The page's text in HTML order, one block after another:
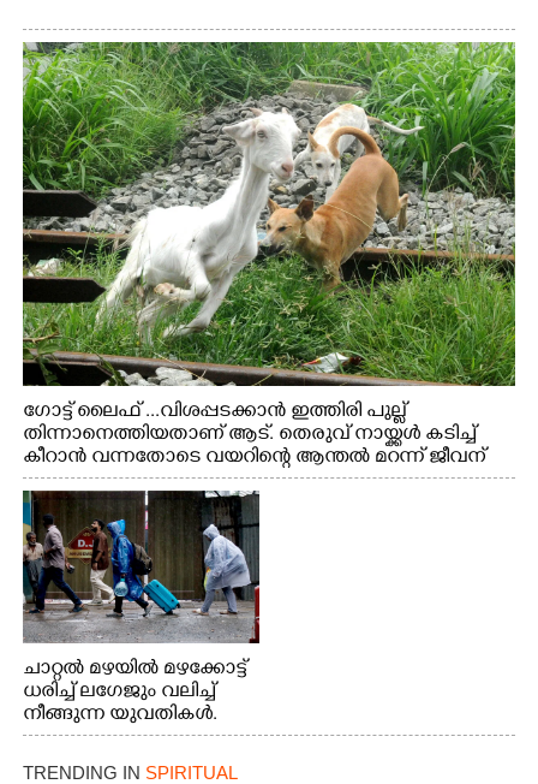
ഗോട്ട് ലൈഫ് ...വിശപ്പടക്കാൻ ഇത്തിരി പുല്ല്
തിന്നാനെത്തിയതാണ് ആട്. തെരുവ് നായ്ക്കൾ കടിച്ച്
കീറാൻ വന്നതോടെ വയറിന്റെ ആന്തൽ മറന്ന് ജീവന്
വേണ്ടിയായി ഓട്ടം. എറണാകുളം വാത്തുരുത്തിയിൽ
നിന്നുള്ള കാഴ്ച
ചാറ്റൽ മഴയിൽ മഴക്കോട്ട്
ധരിച്ച് ലഗേജും വലിച്ച്
നീങ്ങുന്ന യുവതികൾ.
എറണാകുളം മേനകയിൽ
നിന്നുള്ള കാഴ്ച
TRENDING IN SPIRITUAL